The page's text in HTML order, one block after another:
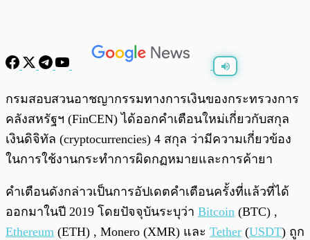
กรมสอบสวนอาชญากรรมทางการเงินของกระทรวงการ
คลังสหรัฐฯ (FinCEN) ได้ออกคำเตือนใหม่เกี่ยวกับสกุล
เงินดิจิทัล (cryptocurrencies) 4 สกุล ว่ามีความเกี่ยวข้อง
ในการใช้งานกระทำการผิดกฏหมายและการค้ายา
คำเตือนดังกล่าวเป็นการอัปเดตคำเตือนครั้งที่แล้วที่ได้
ออกมาในปี 2019 โดยปัจจุบันระบุว่า Bitcoin (BTC) ,
Ethereum (ETH) , Monero (XMR) และ Tether (USDT) ถูก